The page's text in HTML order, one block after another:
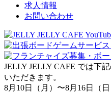
求人情報
お問い合わせ
JELLY JELLY CAFE では下
いただきます。
8月10日（月）〜8月16日（日